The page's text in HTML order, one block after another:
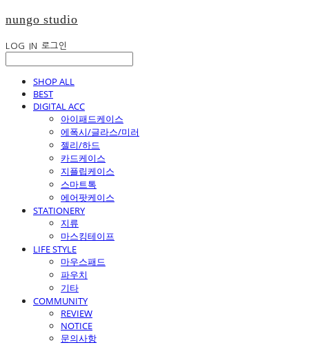
nungo studio
LOG IN 로그인
SHOP ALL
BEST
DIGITAL ACC
아이패드케이스
에폭시/글라스/미러
젤리/하드
카드케이스
지플립케이스
스마트톡
에어팟케이스
STATIONERY
지류
마스킹테이프
LIFE STYLE
마우스패드
파우치
기타
COMMUNITY
REVIEW
NOTICE
문의사항